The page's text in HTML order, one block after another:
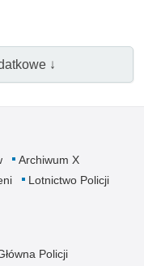
↓
Archiwum X
Lotnictwo Policji
Policji